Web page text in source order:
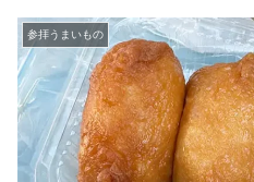
参拝うまいもの